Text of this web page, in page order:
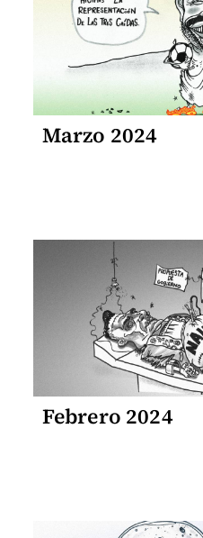
Marzo 2024
Febrero 2024